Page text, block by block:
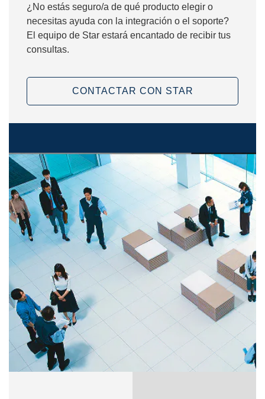
¿No estás seguro/a de qué producto elegir o
necesitas ayuda con la integración o el soporte?
El equipo de Star estará encantado de recibir tus
consultas.
CONTACTAR CON STAR